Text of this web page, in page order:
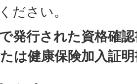
ださい。
発行された資格確
は健康保険加入証